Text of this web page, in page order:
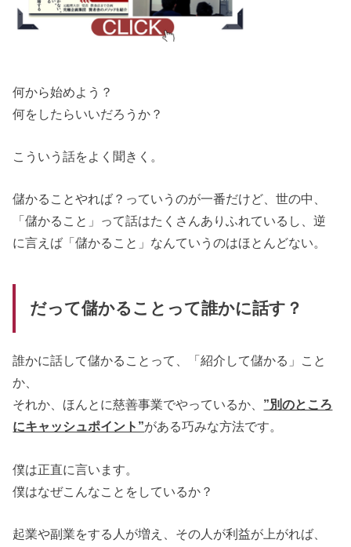
何から始めよう？
何をしたらいいだろうか？
こういう話をよく聞きく。
儲かることやれば？っていうのが一番だけど、世の中、
「儲かること」って話はたくさんありふれているし、逆
に言えば「儲かること」なんていうのはほとんどない。
だって儲かることって誰かに話す？
誰かに話して儲かることって、「紹介して儲かる」こと
か、
それか、ほんとに慈善事業でやっているか、 ”別のところ
にキャッシュポイント”がある巧みな方法です。
僕は正直に言います。
僕はなぜこんなことをしているか？
起業や副業をする人が増え、その人が利益が上がれば、